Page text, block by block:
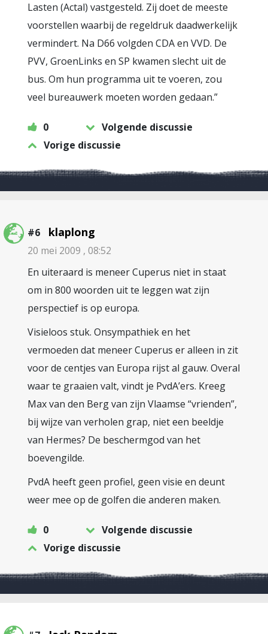
Lasten (Actal) vastgesteld. Zij doet de meeste
voorstellen waarbij de regeldruk daadwerkelijk
vermindert. Na D66 volgden CDA en VVD. De
PVV, GroenLinks en SP kwamen slecht uit de
bus. Om hun programma uit te voeren, zou
veel bureauwerk moeten worden gedaan.”
0
Volgende discussie
Vorige discussie
#6 klaplong
20 mei 2009 , 08:52
En uiteraard is meneer Cuperus niet in staat
om in 800 woorden uit te leggen wat zijn
perspectief is op europa.
Visieloos stuk. Onsympathiek en het
vermoeden dat meneer Cuperus er alleen in zit
voor de centjes van Europa rijst al gauw. Overal
waar te graaien valt, vindt je PvdA’ers. Kreeg
Max van den Berg van zijn Vlaamse “vrienden”,
bij wijze van verholen grap, niet een beeldje
van Hermes? De beschermgod van het
boevengilde.
PvdA heeft geen profiel, geen visie en deunt
weer mee op de golfen die anderen maken.
0
Volgende discussie
Vorige discussie